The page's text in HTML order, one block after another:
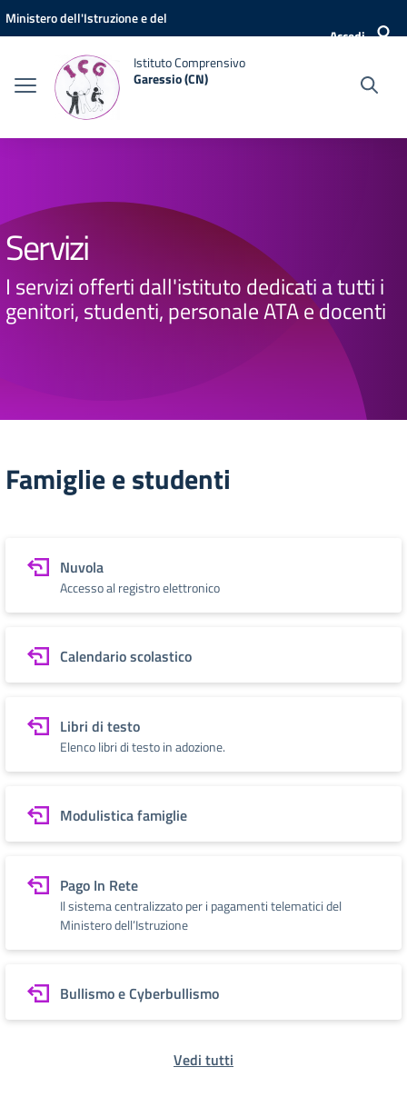
Vai ai contenuti
Vai al menu di navigazione
Vai al footer
Ministero dell'Istruzione e del
Accedi
Istituto Comprensivo
Garessio (CN)
Servizi
I servizi offerti dall'istituto dedicati a tutti i
genitori, studenti, personale ATA e docenti
Famiglie e studenti
Nuvola
Accesso al registro elettronico
Calendario scolastico
Libri di testo
Elenco libri di testo in adozione.
Modulistica famiglie
Pago In Rete
Il sistema centralizzato per i pagamenti telematici del
Ministero dell’Istruzione
Bullismo e Cyberbullismo
Vedi tutti